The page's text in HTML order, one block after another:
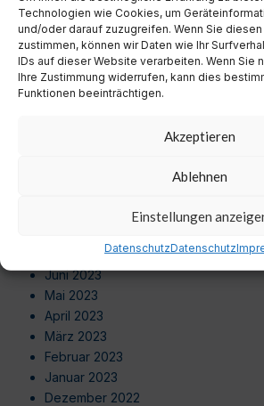
Technologien wie Cookies, um
und/oder darauf zuzugreifen. Wenn Sie
zustimmen, können wir Daten wie Ihr
IDs auf dieser Website verarbeiten. Wenn Sie
Ihre Zustimmung widerrufen, kann dies
Funktionen beeinträchtigen.
Akzeptieren
Ablehnen
Einstellungen
DatenschutzDatenschutz
Juli 2024
Juni 2024
Mai 2024
April 2024
März 2024
September 2023
Juni 2023
Mai 2023
April 2023
März 2023
Februar 2023
Januar 2023
Dezember 2022